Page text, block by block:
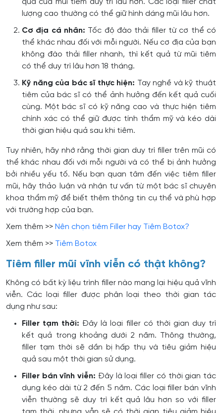
lượng cao thường có thể giữ hình dáng mũi lâu hơn.
Cơ địa cá nhân: Tốc độ đào thải filler từ cơ thể có
thể khác nhau đối với mỗi người. Nếu cơ địa của bạn
không đào thải filler nhanh, thì kết quả từ mũi tiêm
có thể duy trì lâu hơn 18 tháng.
Kỹ năng của bác sĩ thực hiện: Tay nghề và kỹ thuật
tiêm của bác sĩ có thể ảnh hưởng đến kết quả cuối
cùng. Một bác sĩ có kỹ năng cao và thực hiện tiêm
chính xác có thể giữ được tính thẩm mỹ và kéo dài
thời gian hiệu quả sau khi tiêm.
Tuy nhiên, hãy nhớ rằng thời gian duy trì filler trên mũi có
thể khác nhau đối với mỗi người và có thể bị ảnh hưởng
bởi nhiều yếu tố. Nếu bạn quan tâm đến việc tiêm filler
mũi, hãy thảo luận và nhận tư vấn từ một bác sĩ chuyên
khoa thẩm mỹ để biết thêm thông tin cụ thể và phù hợp
với trường hợp của bạn.
Xem thêm >> Nên chọn tiêm Filler hay Tiêm Botox?
Xem thêm >> Tiêm Botox
Tiêm filler mũi vĩnh viễn có thật không?
Không có bất kỳ liệu trình filler nào mang lại hiệu quả vĩnh
viễn. Các loại filler được phân loại theo thời gian tác
dụng như sau:
Filler tạm thời: Đây là loại filler có thời gian duy trì
kết quả trong khoảng dưới 2 năm. Thông thường,
filler tạm thời sẽ dần bị hấp thụ và tiêu giảm hiệu
quả sau một thời gian sử dụng.
Filler bán vĩnh viễn: Đây là loại filler có thời gian tác
dụng kéo dài từ 2 đến 5 năm. Các loại filler bán vĩnh
viễn thường sẽ duy trì kết quả lâu hơn so với filler